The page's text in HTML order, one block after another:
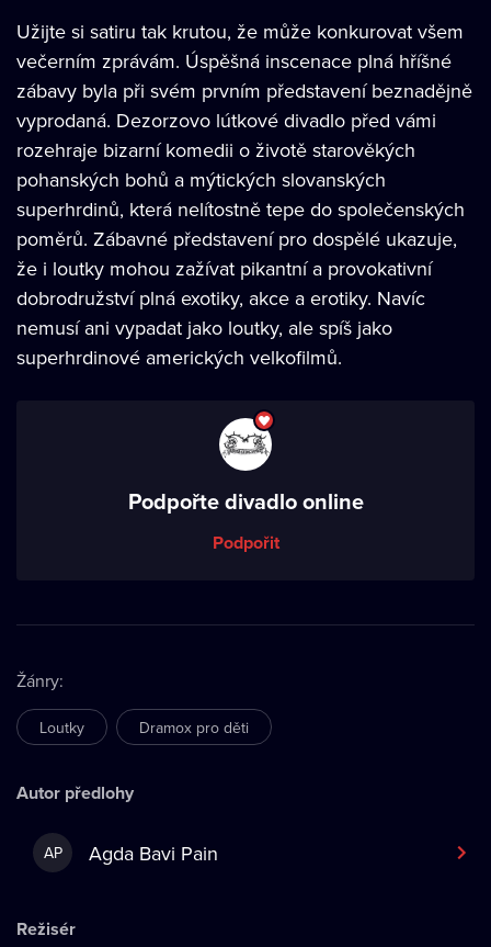
Užijte si satiru tak krutou, že může konkurovat všem
večerním zprávám. Úspěšná inscenace plná hříšné
zábavy byla při svém prvním představení beznadějně
vyprodaná. Dezorzovo lútkové divadlo před vámi
rozehraje bizarní komedii o životě starověkých
pohanských bohů a mýtických slovanských
superhrdinů, která nelítostně tepe do společenských
poměrů. Zábavné představení pro dospělé ukazuje,
že i loutky mohou zažívat pikantní a provokativní
dobrodružství plná exotiky, akce a erotiky. Navíc
nemusí ani vypadat jako loutky, ale spíš jako
superhrdinové amerických velkofilmů.
Podpořte divadlo online
Podpořit
Žánry:
Loutky Dramox pro děti
Autor předlohy
AP Agda Bavi Pain
Režisér